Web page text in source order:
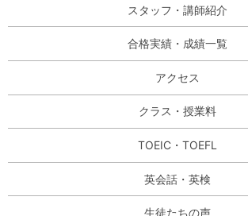
スタッフ・講師紹介
合格実績・成績一覧
アクセス
クラス・授業料
TOEIC・TOEFL
英会話・英検
生徒たちの声